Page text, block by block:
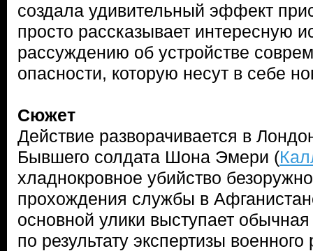
создала удивительный эффект
просто рассказывает интересную
рассуждению об устройстве
опасности, которую несут в себе
Сюжет
Действие разворачивается в
Бывшего солдата Шона Эмери (
хладнокровное убийство
прохождения службы в
основной улики выступает
по результату экспертизы